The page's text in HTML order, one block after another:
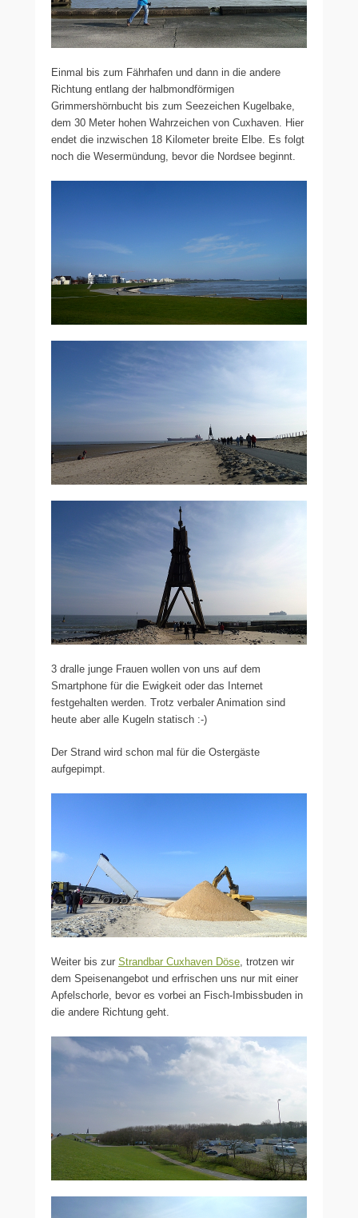
Einmal bis zum Fährhafen und dann in die andere
Richtung entlang der halbmondförmigen
Grimmershörnbucht bis zum Seezeichen Kugelbake,
dem 30 Meter hohen Wahrzeichen von Cuxhaven. Hier
endet die inzwischen 18 Kilometer breite Elbe. Es folgt
noch die Wesermündung, bevor die Nordsee beginnt.
3 dralle junge Frauen wollen von uns auf dem
Smartphone für die Ewigkeit oder das Internet
festgehalten werden. Trotz verbaler Animation sind
heute aber alle Kugeln statisch :-)
Der Strand wird schon mal für die Ostergäste
aufgepimpt.
Weiter bis zur Strandbar Cuxhaven Döse, trotzen wir
dem Speisenangebot und erfrischen uns nur mit einer
Apfelschorle, bevor es vorbei an Fisch-Imbissbuden in
die andere Richtung geht.